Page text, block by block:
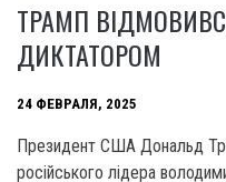
ТРАМП
ДИКТАТОРОМ
24 ФЕВРАЛЯ, 2025
Президент США Дональд
російського лідера